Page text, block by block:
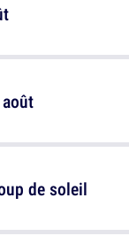
de soleil